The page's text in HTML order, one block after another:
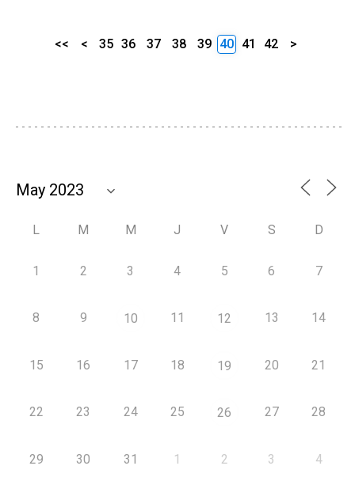
<< < 35 36 37 38 39 40 41 42 >
L M M J V S D
1 2 3 4 5 6 7
8 9 10 11 12 13 14
15 16 17 18 19 20 21
22 23 24 25 26 27 28
29 30 31 1 2 3 4